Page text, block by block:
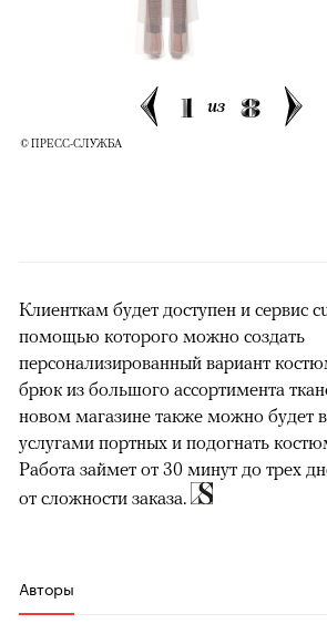
1 из 8
© ПРЕСС-СЛУЖБА
Клиенткам будет доступен и сервис
помощью которого можно создать
персонализированный вариант
брюк из большого ассортимента
новом магазине также можно будет
услугами портных и подогнать
Работа займет от 30 минут до трех
от сложности заказа.
Авторы